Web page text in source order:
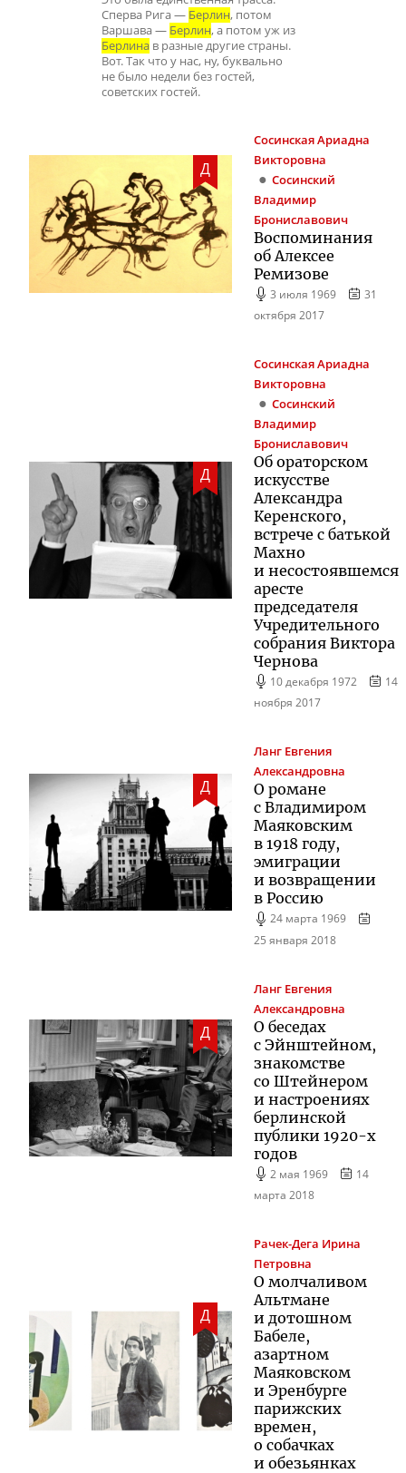
Сперва Рига — Берлин, потом
Варшава — Берлин, а потом уж из
Берлина в разные другие страны.
Вот. Так что у нас, ну, буквально
не было недели без гостей,
советских гостей.
Д
СосинскаяАриадна
Викторовна
Сосинский
Владимир
Брониславович
Воспоминания
об Алексее
Ремизове
3 июля 1969
31
октября 2017
Д
СосинскаяАриадна
Викторовна
Сосинский
Владимир
Брониславович
Об ораторском
искусстве
Александра
Керенского,
встрече с батькой
Махно
и несостоявшемся
аресте
председателя
Учредительного
собрания Виктора
Чернова
10 декабря 1972
14
ноября 2017
Д
Ланг Евгения
Александровна
О романе
с Владимиром
Маяковским
в 1918 году,
эмиграции
и возвращении
в Россию
24 марта 1969
25 января 2018
Д
Ланг Евгения
Александровна
О беседах
с Эйнштейном,
знакомстве
со Штейнером
и настроениях
берлинской
публики 1920-х
годов
2 мая 1969
14
марта 2018
Д
Рачек-Дега Ирина
Петровна
О молчаливом
Альтмане
и дотошном
Бабеле,
азартном
Маяковском
и Эренбурге
парижских
времен,
о собачках
и обезьянках